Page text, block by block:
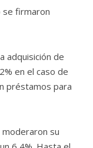
se firmaron
adquisición de
en el caso de
préstamos para
su